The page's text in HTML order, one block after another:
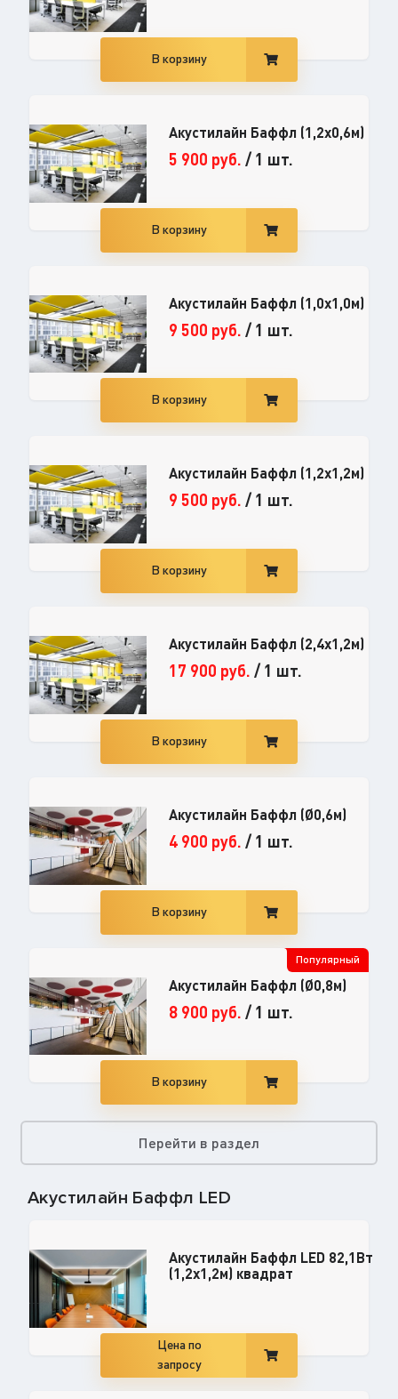
В корзину
Акустилайн Баффл (1,2x0,6м)
5 900 руб. /1 шт.
В корзину
Акустилайн Баффл (1,0x1,0м)
9 500 руб. /1 шт.
В корзину
Акустилайн Баффл (1,2x1,2м)
9 500 руб. /1 шт.
В корзину
Акустилайн Баффл (2,4x1,2м)
17 900 руб. /1 шт.
В корзину
Акустилайн Баффл (Ø0,6м)
4 900 руб. /1 шт.
В корзину
Популярный
Акустилайн Баффл (Ø0,8м)
8 900 руб. /1 шт.
В корзину
Перейти в раздел
Акустилайн Баффл LED
Акустилайн Баффл LED 82,1Вт
(1,2х1,2м) квадрат
Цена по
запросу